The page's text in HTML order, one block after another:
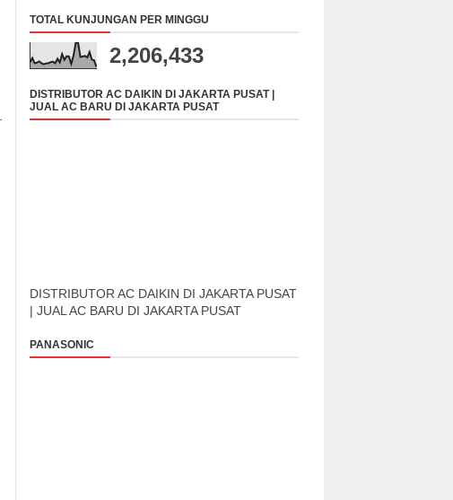
TOTAL KUNJUNGAN PER MINGGU
2,206,433
DISTRIBUTOR AC DAIKIN DI JAKARTA PUSAT |
JUAL AC BARU DI JAKARTA PUSAT
DISTRIBUTOR AC DAIKIN DI JAKARTA PUSAT
| JUAL AC BARU DI JAKARTA PUSAT
PANASONIC